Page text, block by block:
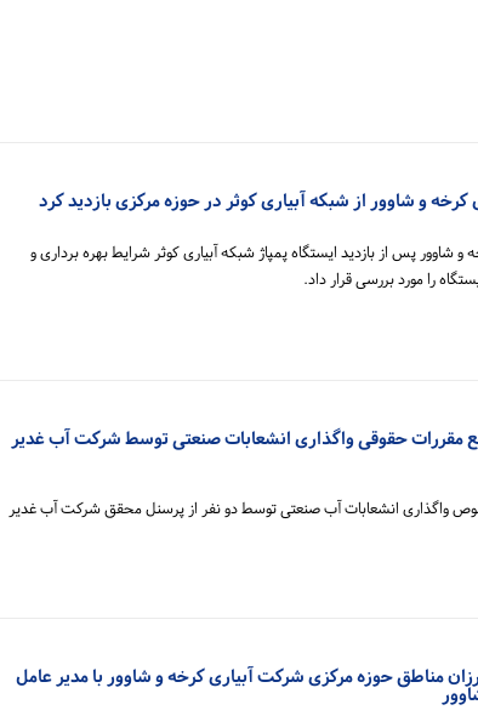
و شاوور از شبکه آبیاری کوثر در حوزه مرکزی بازدید کرد
شاوور پس از بازدید ایستگاه پمپاژ شبکه آبیاری کوثر شرایط بهره برداری و
را مورد بررسی قرار داد.
مقررات حقوقی واگذاری انشعابات صنعتی توسط شرکت آب غدیر
واگذاری انشعابات آب صنعتی توسط دو نفر از پرسنل محقق شرکت آب غدیر
مناطق حوزه مرکزی شرکت آبیاری کرخه و شاوور با مدیر عامل